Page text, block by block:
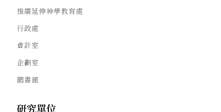
推廣延伸神學教育處
行政處
會計室
企劃室
圖書館
研究單位